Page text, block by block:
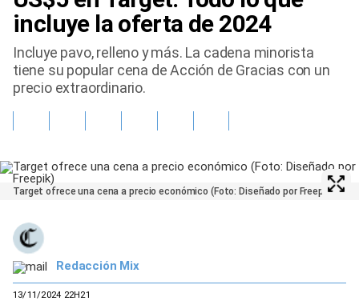
Gente
Vida Laboral
Sports
incluye la oferta de 2024
Incluye pavo, relleno y más. La cadena minorista
tiene su popular cena de Acción de Gracias con un
precio extraordinario.
Target ofrece una cena a precio económico (Foto: Diseñado por Freepik)
Redacción Mix
13/11/2024 22H21